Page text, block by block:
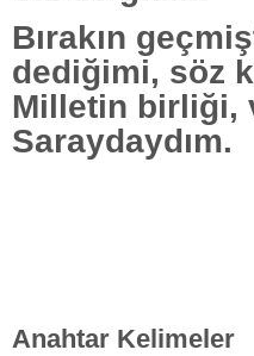
Bırakın
dediğimi, söz
Milletin birliği,
Saraydaydım.
Anahtar Kelimeler